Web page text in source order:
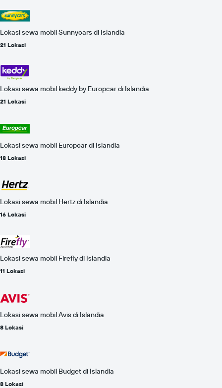
Lokasi sewa mobil Sunnycars di Islandia
21 Lokasi
Lokasi sewa mobil keddy by Europcar di Islandia
21 Lokasi
Lokasi sewa mobil Europcar di Islandia
18 Lokasi
Lokasi sewa mobil Hertz di Islandia
16 Lokasi
Lokasi sewa mobil Firefly di Islandia
11 Lokasi
Lokasi sewa mobil Avis di Islandia
8 Lokasi
Lokasi sewa mobil Budget di Islandia
8 Lokasi